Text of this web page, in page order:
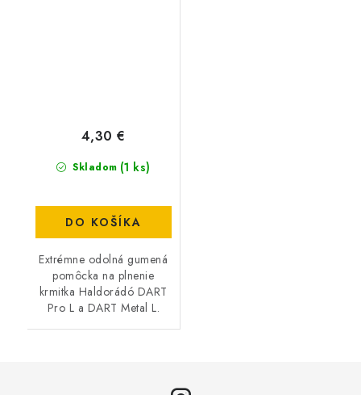
Skladom (1 ks)
4,30 €
DO KOŠÍKA
Extrémne odolná gumená
pomôcka na plnenie
krmitka Haldorádó DART
Pro L a DART Metal L.